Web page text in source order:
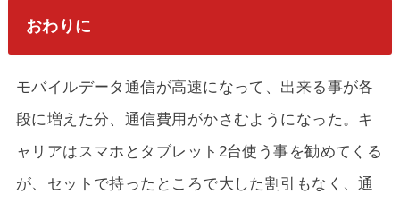
おわりに
モバイルデータ通信が高速になって、出来る事が各
段に増えた分、通信費用がかさむようになった。キ
ャリアはスマホとタブレット2台使う事を勧めてくる
が、セットで持ったところで大した割引もなく、通